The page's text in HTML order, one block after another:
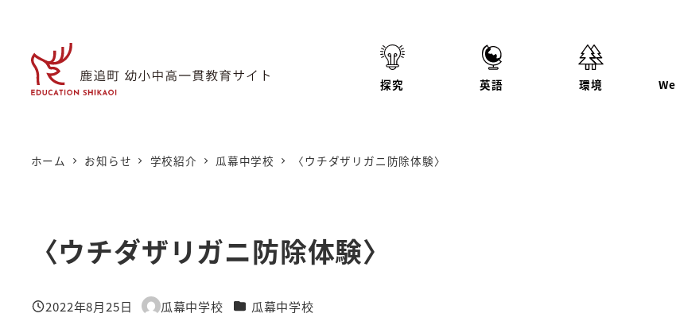
探究 英語 環境
ホーム お知らせ 学校紹介 瓜幕中学校 〈ウチダザリガニ防除体験〉
〈ウチダザリガニ防除体験〉
投稿日
2022年8月25日
著
瓜幕中学校 カテゴリー
瓜幕中学校